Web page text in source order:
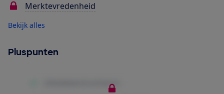
Merktevredenheid
Bekijk alles
Pluspunten